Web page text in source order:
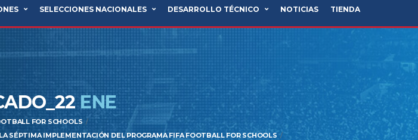
SELECCIONES NACIONALES DESARROLLO TÉCNICO NOTICIAS TIENDA
ENE
FOR SCHOOLS
SÉPTIMA IMPLEMENTACIÓN DEL PROGRAMA FIFA FOOTBALL FOR SCHOOLS